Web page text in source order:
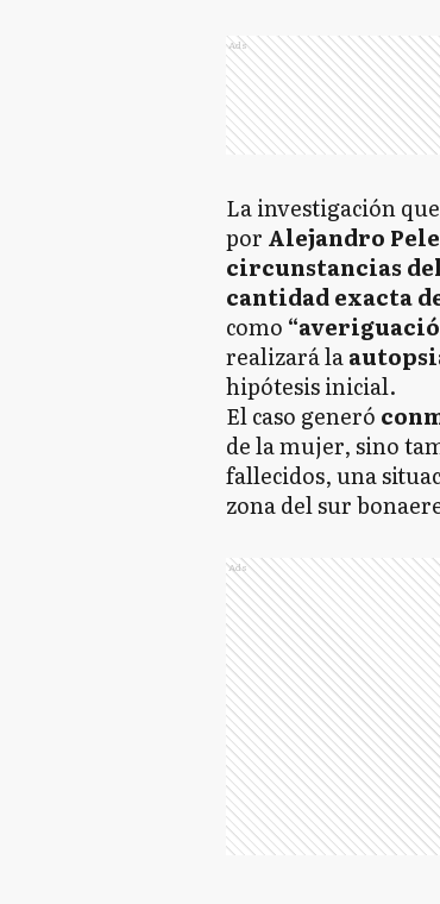
Ads
La investigación
por Alejandro
circunstancias
cantidad exacta
como
realizará la
hipótesis inicial.
El caso generó
de la mujer, sino
fallecidos, una
zona del sur
Ads